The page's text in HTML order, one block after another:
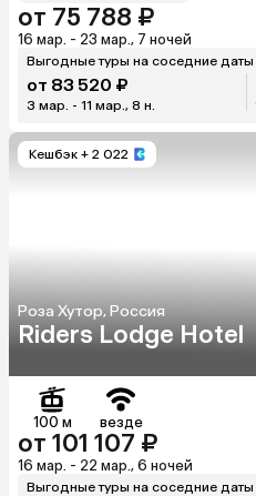
от 75 788 ₽
16 мар. - 23 мар., 7 ночей
Выгодные туры на соседние даты
от 83 520 ₽
3 мар. - 11 мар., 8 н.
Кешбэк + 2 022
Роза Хутор, Россия
Riders Lodge Hotel
100 м везде
от 101 107 ₽
16 мар. - 22 мар., 6 ночей
Выгодные туры на соседние даты